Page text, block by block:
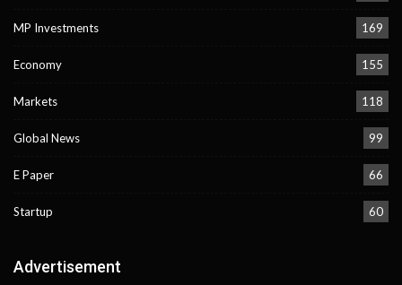
MP Investments 169
Economy 155
Markets 118
Global News 99
E Paper 66
Startup 60
Advertisement